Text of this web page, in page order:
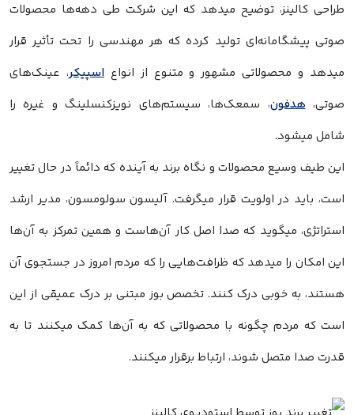
طراحی کالینز، توضیح میدهد که این شرکت طی دهه‌ها محصولات
صوتی پیشگامانه‌ای تولید کرده که هر مهندسی را تحت تأثیر قرار
میدهد و محصولاتی مشهور و متنوع از انواعاسپیکر، عینک‌های
صوتی،هدفون‌، سمعک‌ها، سیستم‌های نویزکنسلینگ و غیره را
شامل میشود.
این طیف وسیع محصولات و نگاه برند به آینده که دائماً در حال تغییر
است، باید در اولویت قرار میگرفت. آلیسون سولومسون، مدیر ارشد
استراتژی، میگوید که صدا اصل کار آن‌هاست و همین تمرکز به آن‌ها
این امکان را میدهد که ظرافت‌هایی را که مردم امروز در جستجوی آن
هستند، به خوبی درک کنند. تخصص بوز مبتنی بر درک عمیقی از این
است که مردم چگونه با محصولاتی که به آن‌ها کمک میکنند تا به
قدرت صدا متصل شوند، ارتباط برقرار میکنند.